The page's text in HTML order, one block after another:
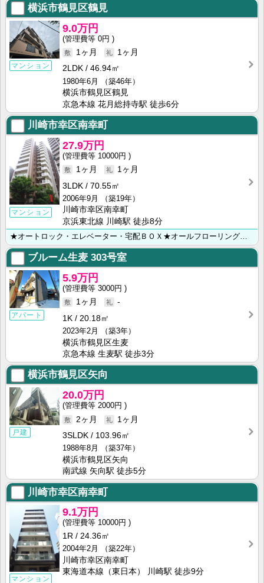
横浜市鶴見区鶴見
マンション
9.0万円
0円
1ヶ月
1ヶ月
2LDK
46.94㎡
1980年6月
（築46年）
横浜市鶴見区鶴見
京急本線 花月総持寺駅 徒歩6分
川崎市幸区南幸町
マンション
27.9万円
10000円
1ヶ月
1ヶ月
3LDK
70.55㎡
2006年9月
（築19年）
川崎市幸区南幸町
京浜東北線 川崎駅 徒歩8分
★オートロック・エレベーター・宅配ＢＯＸ★オールフローリング・追焚き・浴室乾燥・カウンターシステムＫ･･･
ブルーム生麦 303号室
アパート
5.9万円
3000円
1ヶ月
-
1K
20.18㎡
2023年2月
（築3年）
横浜市鶴見区生麦
京急本線 生麦駅 徒歩3分
横浜市鶴見区矢向
戸建
20.0万円
2000円
2ヶ月
1ヶ月
3SLDK
103.96㎡
1988年8月
（築37年）
横浜市鶴見区矢向
南武線 矢向駅 徒歩5分
川崎市幸区南幸町
マンション
9.1万円
10000円
1R
24.36㎡
2004年2月
（築22年）
川崎市幸区南幸町
東海道本線（東日本） 川崎駅 徒歩9分